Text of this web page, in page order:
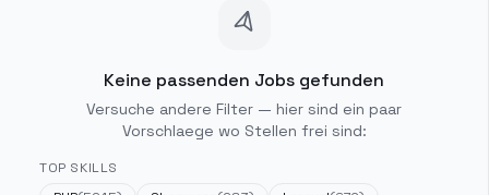
Keine passenden Jobs gefunden
Versuche andere Filter — hier sind ein paar
Vorschlaege wo Stellen frei sind:
TOP SKILLS